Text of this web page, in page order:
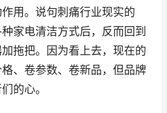
用。说句刺痛行业现实的
家电清洁方式后，反而回到
拖把。因为看上去，现在的
、卷参数、卷新品，但品牌
的心。